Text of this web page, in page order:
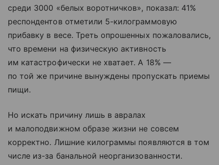
среди 3000 «белых воротничков», показал: 41%
респондентов отметили 5-килограммовую
прибавку в весе. Треть опрошенных пожаловались,
что времени на физическую активность
им катастрофически не хватает. А 18% —
по той же причине вынуждены пропускать приемы
пищи.
Но искать причину лишь в авралах
и малоподвижном образе жизни не совсем
корректно. Лишние килограммы появляются в том
числе из-за банальной неорганизованности.